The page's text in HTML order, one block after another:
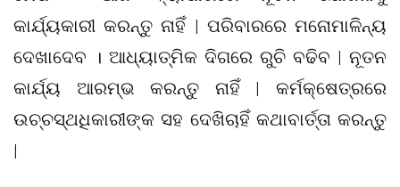
କାର୍ଯ୍ୟକାରୀ କରନ୍ତୁ ନାହିଁ | ପରିବାରରେ ମନୋମାଳିନ୍ୟ
ଦେଖାଦେବ । ଆଧ୍ୟାତ୍ମିକ ଦିଗରେ ରୁଚି ବଢିବ | ନୂତନ
କାର୍ଯ୍ୟ ଆରମ୍ଭ କରନ୍ତୁ ନାହିଁ | କର୍ମକ୍ଷେତ୍ରରେ
ଉଚ୍ଚସ୍ଥଧିକାରୀଙ୍କ ସହ ଦେଖିଚାହିଁ କଥାବାର୍ତ୍ତା କରନ୍ତୁ
|